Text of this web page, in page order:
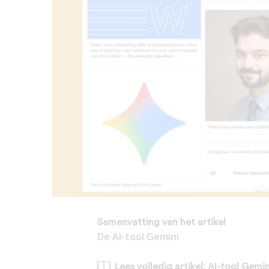
Samenvatting van het artikel
De AI-tool Gemini
Lees volledig artikel: AI-tool